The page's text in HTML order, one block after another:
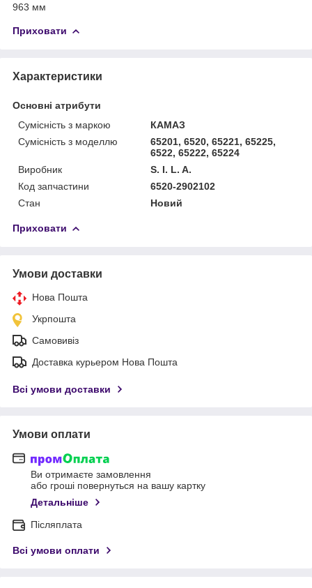
963 мм
Приховати
Характеристики
Основні атрибути
Сумісність з маркою
КАМАЗ
Сумісність з моделлю
65201, 6520, 65221, 65225,
6522, 65222, 65224
Виробник
S. I. L. A.
Код запчастини
6520-2902102
Стан
Новий
Приховати
Умови доставки
Нова Пошта
Укрпошта
Самовивіз
Доставка курьером Нова Пошта
Всі умови доставки
Умови оплати
Ви отримаєте замовлення
або гроші повернуться на вашу картку
Детальніше
Післяплата
Всі умови оплати